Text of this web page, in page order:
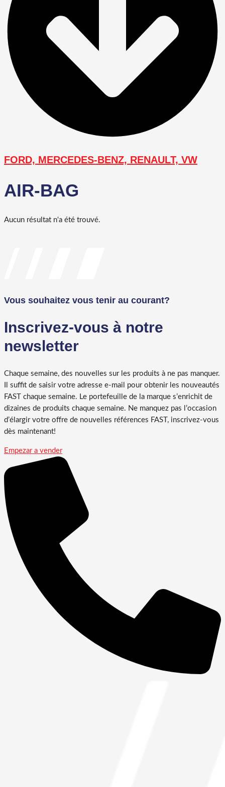
FORD, MERCEDES-BENZ, RENAULT, VW
AIR-BAG
Aucun résultat n'a été trouvé.
Vous souhaitez vous tenir au courant?
Inscrivez-vous à notre
newsletter
Chaque semaine, des nouvelles sur les produits à ne pas manquer.
Il suffit de saisir votre adresse e-mail pour obtenir les nouveautés
FAST chaque semaine. Le portefeuille de la marque s’enrichit de
dizaines de produits chaque semaine. Ne manquez pas l’occasion
d’élargir votre offre de nouvelles références FAST, inscrivez-vous
dès maintenant!
Empezar a vender